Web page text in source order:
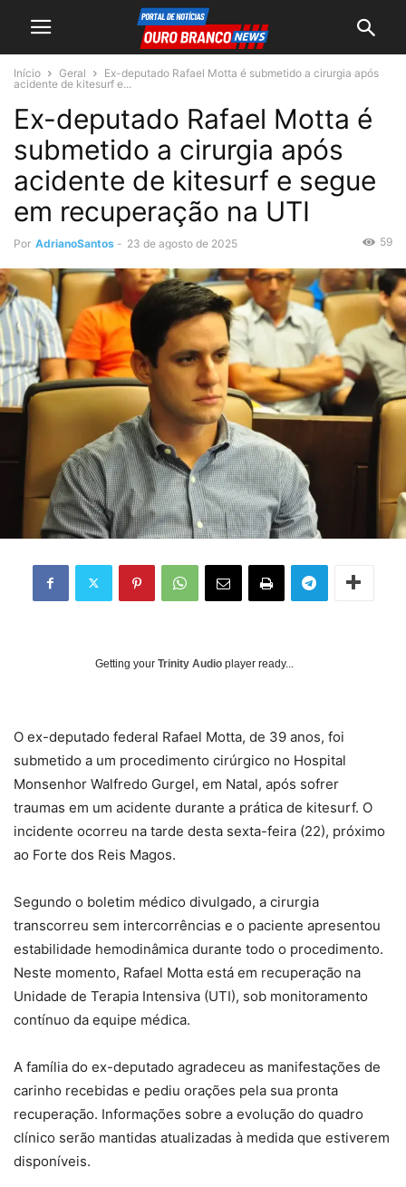
Início Geral
Ex-deputado Rafael Motta é submetido a cirurgia após
acidente de kitesurf e...
Ex-deputado Rafael Motta é
submetido a cirurgia após
acidente de kitesurf e segue
em recuperação na UTI
Por AdrianoSantos - 23 de agosto de 2025 59
Getting your Trinity Audio player ready...
O ex-deputado federal Rafael Motta, de 39 anos, foi
submetido a um procedimento cirúrgico no Hospital
Monsenhor Walfredo Gurgel, em Natal, após sofrer
traumas em um acidente durante a prática de kitesurf. O
incidente ocorreu na tarde desta sexta-feira (22), próximo
ao Forte dos Reis Magos.
Segundo o boletim médico divulgado, a cirurgia
transcorreu sem intercorrências e o paciente apresentou
estabilidade hemodinâmica durante todo o procedimento.
Neste momento, Rafael Motta está em recuperação na
Unidade de Terapia Intensiva (UTI), sob monitoramento
contínuo da equipe médica.
A família do ex-deputado agradeceu as manifestações de
carinho recebidas e pediu orações pela sua pronta
recuperação. Informações sobre a evolução do quadro
clínico serão mantidas atualizadas à medida que estiverem
disponíveis.